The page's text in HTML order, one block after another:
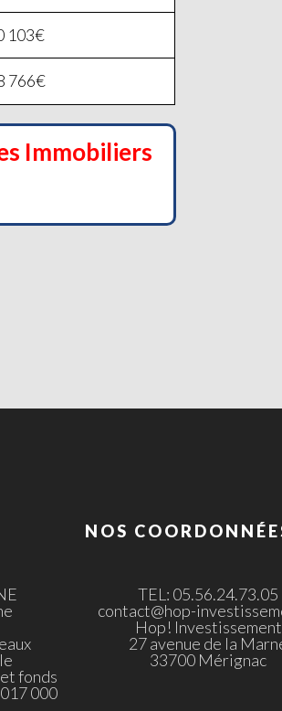
103€
766€
Immobiliers
fonds
000
NOS
TEL: 05.56.24.73.05
contact@hop-
Hop! Investissement
27 avenue de la
33700 Mérignac